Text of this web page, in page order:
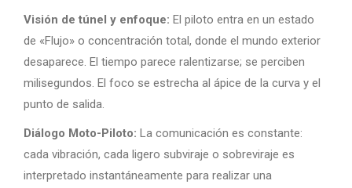
Visión de túnel y enfoque: El piloto entra en un estado
de «Flujo» o concentración total, donde el mundo exterior
desaparece. El tiempo parece ralentizarse; se perciben
milisegundos. El foco se estrecha al ápice de la curva y el
punto de salida.
Diálogo Moto-Piloto: La comunicación es constante:
cada vibración, cada ligero subviraje o sobreviraje es
interpretado instantáneamente para realizar una